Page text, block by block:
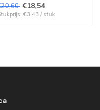
€18,54
€3,43 / stuk